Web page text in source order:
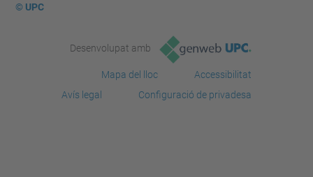
© UPC
Desenvolupat amb
Mapa del lloc
Accessibilitat
Avís legal
Configuració de privadesa